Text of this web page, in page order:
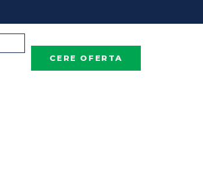
CERE OFERTA